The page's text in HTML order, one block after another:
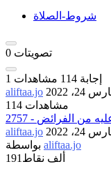
شروط-الصلاة
0 تصويتات
1 إجابة 114 مشاهدات
aliftaa.jo
24، 2022
114 مشاهدات
عليه من الفرائض
aliftaa.jo
24، 2022
aliftaa.jo
191ألف نقاط